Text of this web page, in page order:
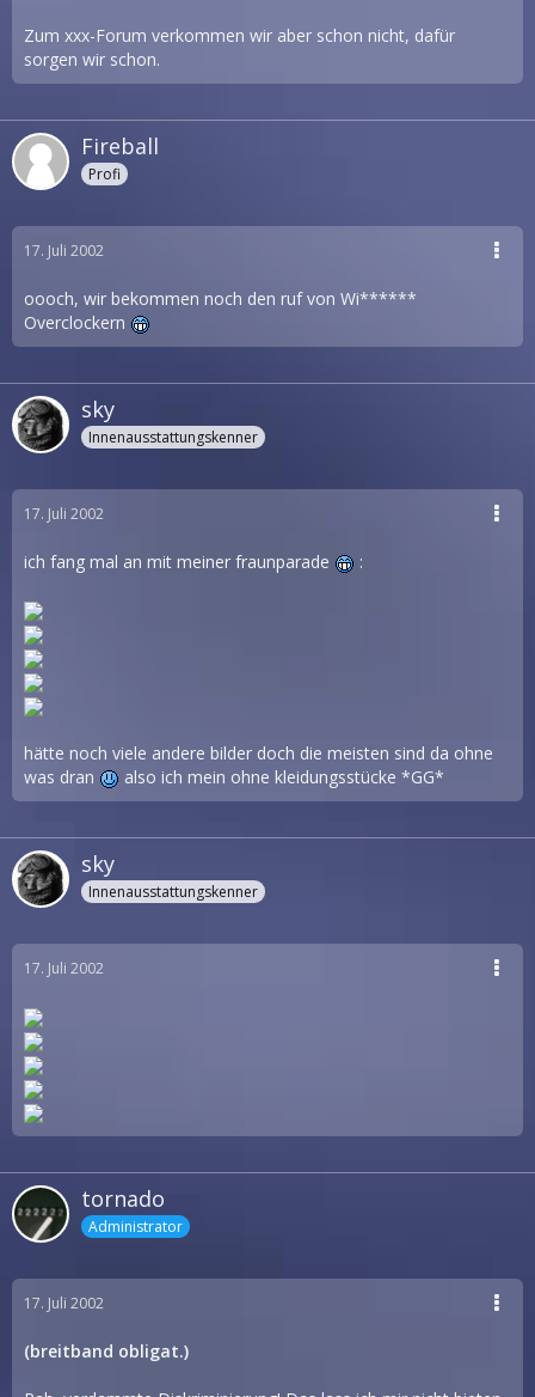
Zum xxx-Forum verkommen wir aber schon nicht, dafür
sorgen wir schon.
Fireball
Profi
17. Juli 2002
oooch, wir bekommen noch den ruf von Wi******
Overclockern
sky
Innenausstattungskenner
17. Juli 2002
ich fang mal an mit meiner fraunparade :
hätte noch viele andere bilder doch die meisten sind da ohne
was dran
also ich mein ohne kleidungsstücke *GG*
sky
Innenausstattungskenner
17. Juli 2002
tornado
Administrator
17. Juli 2002
(breitband obligat.)